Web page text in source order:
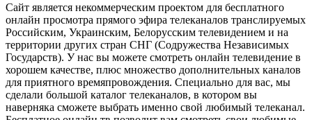
Сайт является некоммерческим проектом для бесплатного
онлайн просмотра прямого эфира телеканалов транслируемых
Российским, Украинским, Белорусским телевидением и на
территории других стран СНГ (Содружества Независимых
Государств). У нас вы можете смотреть онлайн телевидение в
хорошем качестве, плюс множество дополнительных каналов
для приятного времяпровождения. Специально для вас, мы
сделали большой каталог телеканалов, в котором вы
наверняка сможете выбрать именно свой любимый телеканал.